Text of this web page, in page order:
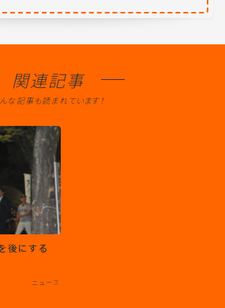
関連記事
な記事も読まれています！
後にする
ニュース